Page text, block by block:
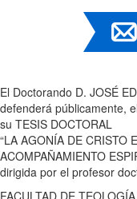
El Doctorando D. JOSÉ
defenderá públicamente,
su TESIS DOCTORAL
“LA AGONÍA DE CRISTO
ACOMPAÑAMIENTO
dirigida por el profesor
FACULTAD DE